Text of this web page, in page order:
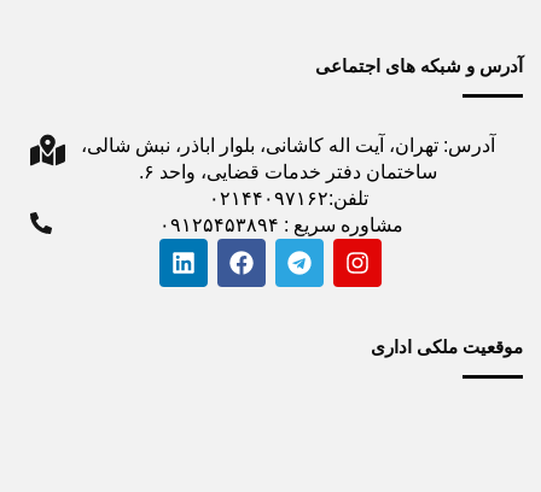
آدرس و شبکه های اجتماعی
آدرس: تهران، آیت اله کاشانی، بلوار اباذر، نبش شالی،
ساختمان دفتر خدمات قضایی، واحد ۶.
تلفن:۰۲۱۴۴۰۹۷۱۶۲
مشاوره سریع : ۰۹۱۲۵۴۵۳۸۹۴
موقعیت ملکی اداری